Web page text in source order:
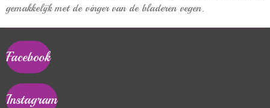
gemakkelijk met de vinger van de bladeren vegen.
Facebook
Instagram